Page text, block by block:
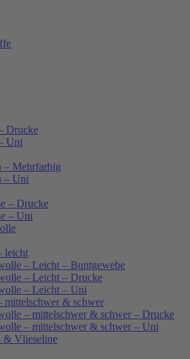
Drucke
Uni
– Mehrfarbig
– Uni
– Drucke
– Uni
leicht
– Leicht – Buntgewebe
– Leicht – Drucke
– Leicht – Uni
mittelschwer & schwer
– mittelschwer & schwer – Drucke
– mittelschwer & schwer – Uni
& Vlieseline